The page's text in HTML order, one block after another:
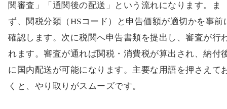
関審査」「通関後の配送」という流れになります。ま
ず、関税分類（HSコード）と申告価額が適切かを事前
確認します。次に税関へ申告書類を提出し、審査が行
れます。審査が通れば関税・消費税が算出され、納付
に国内配送が可能になります。主要な用語を押さえて
くと、やり取りがスムーズです。